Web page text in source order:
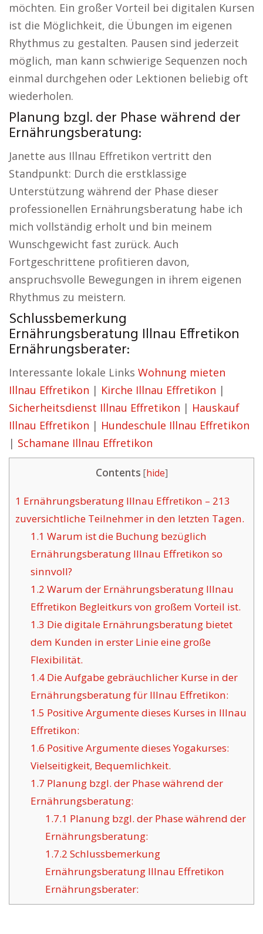
möchten. Ein großer Vorteil bei digitalen Kursen
ist die Möglichkeit, die Übungen im eigenen
Rhythmus zu gestalten. Pausen sind jederzeit
möglich, man kann schwierige Sequenzen noch
einmal durchgehen oder Lektionen beliebig oft
wiederholen.
Planung bzgl. der Phase während der
Ernährungsberatung:
Janette aus Illnau Effretikon vertritt den
Standpunkt: Durch die erstklassige
Unterstützung während der Phase dieser
professionellen Ernährungsberatung habe ich
mich vollständig erholt und bin meinem
Wunschgewicht fast zurück. Auch
Fortgeschrittene profitieren davon,
anspruchsvolle Bewegungen in ihrem eigenen
Rhythmus zu meistern.
Schlussbemerkung
Ernährungsberatung Illnau Effretikon
Ernährungsberater:
Interessante lokale Links Wohnung mieten
Illnau Effretikon | Kirche Illnau Effretikon |
Sicherheitsdienst Illnau Effretikon | Hauskauf
Illnau Effretikon | Hundeschule Illnau Effretikon
| Schamane Illnau Effretikon
Contents [hide]
1 Ernährungsberatung Illnau Effretikon – 213
zuversichtliche Teilnehmer in den letzten Tagen.
1.1 Warum ist die Buchung bezüglich
Ernährungsberatung Illnau Effretikon so
sinnvoll?
1.2 Warum der Ernährungsberatung Illnau
Effretikon Begleitkurs von großem Vorteil ist.
1.3 Die digitale Ernährungsberatung bietet
dem Kunden in erster Linie eine große
Flexibilität.
1.4Die Aufgabe gebräuchlicher Kurse in der
Ernährungsberatung für Illnau Effretikon:
1.5 Positive Argumente dieses Kurses in Illnau
Effretikon:
1.6 Positive Argumente dieses Yogakurses:
Vielseitigkeit, Bequemlichkeit.
1.7 Planung bzgl. der Phase während der
Ernährungsberatung:
1.7.1 Planung bzgl. der Phase während der
Ernährungsberatung:
1.7.2 Schlussbemerkung
Ernährungsberatung Illnau Effretikon
Ernährungsberater: